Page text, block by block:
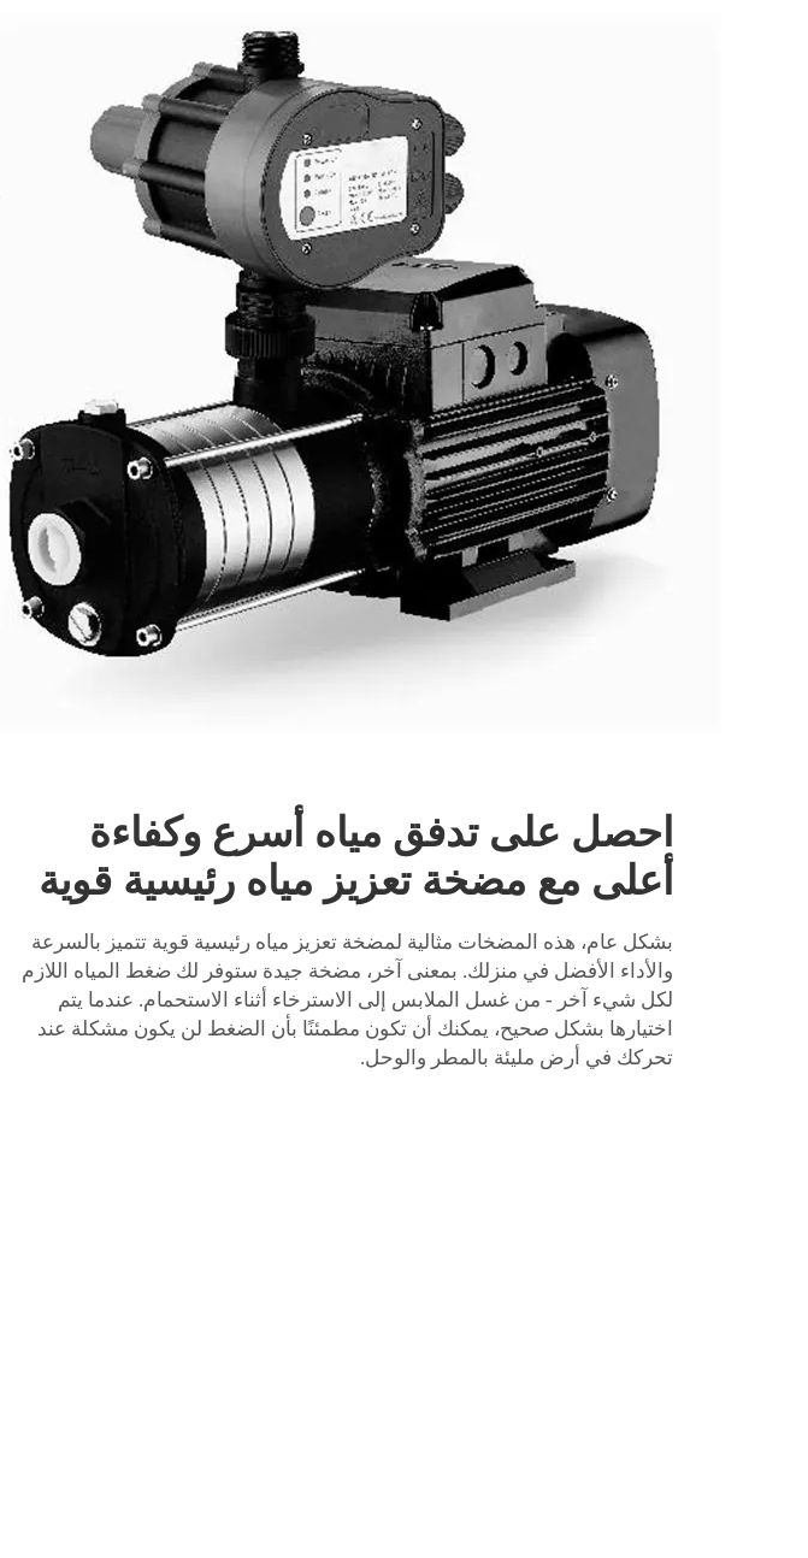
احصل على تدفق مياه أسرع وكفاءة
أعلى مع مضخة تعزيز مياه رئيسية قوية
بشكل عام، هذه المضخات مثالية لمضخة تعزيز مياه رئيسية قوية تتميز بالسرعة
والأداء الأفضل في منزلك. بمعنى آخر، مضخة جيدة ستوفر لك ضغط المياه اللازم
لكل شيء آخر - من غسل الملابس إلى الاسترخاء أثناء الاستحمام. عندما يتم
اختيارها بشكل صحيح، يمكنك أن تكون مطمئنًا بأن الضغط لن يكون مشكلة عند
تحركك في أرض مليئة بالمطر والوحل.